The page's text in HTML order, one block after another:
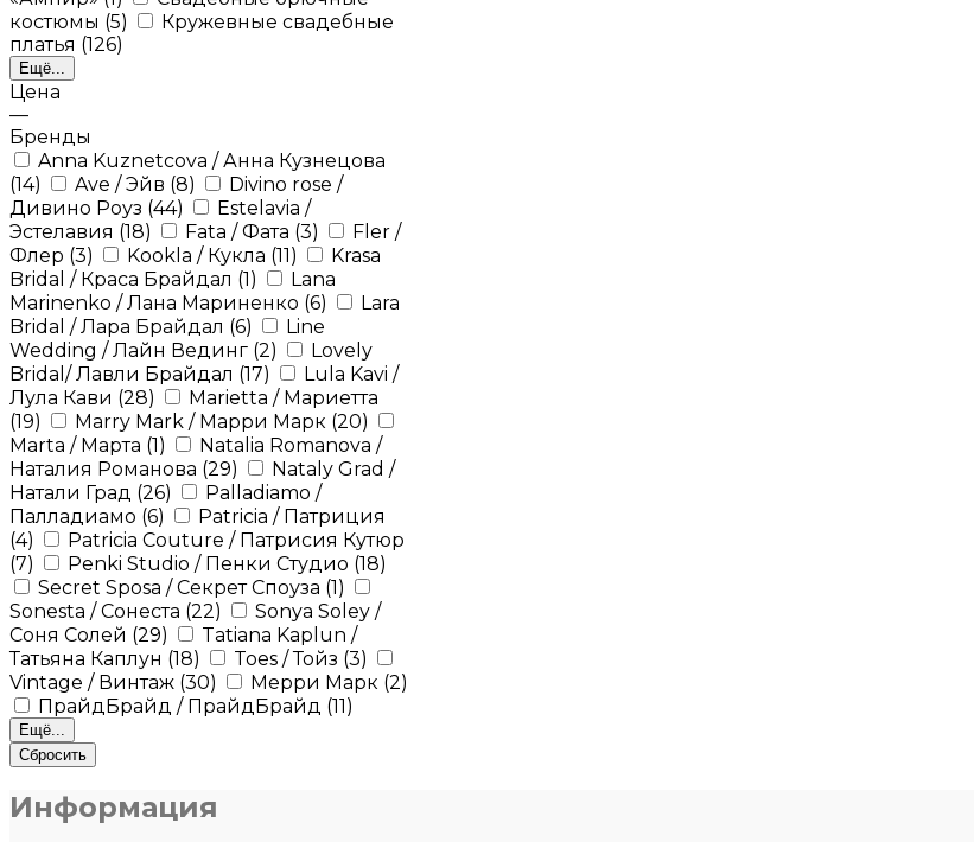
костюмы (5)
Кружевные свадебные
платья (126)
Ещё...
Цена
—
Бренды
Anna Kuznetcova / Анна Кузнецова
(14)
Ave / Эйв (8)
Divino rose /
Дивино Роуз (44)
Estelavia /
Эстелавия (18) Fata / Фата (3)
Fler /
Флер (3) Kookla / Кукла (11)
Krasa
Bridal / Краса Брайдал (1)
Lana
Marinenko / Лана Мариненко (6)
Lara
Bridal / Лара Брайдал (6)
Line
Wedding / Лайн Вединг (2)
Lovely
Bridal/ Лавли Брайдал (17)
Lula Kavi /
Лула Кави (28)
Marietta / Мариетта
(19)
Marry Mark / Марри Марк (20)
Marta / Марта (1)
Natalia Romanova /
Наталия Романова (29)
Nataly Grad /
Натали Град (26)
Palladiamo /
Палладиамо (6)
Patricia / Патриция
(4)
Patricia Couture / Патрисия Кутюр
(7)
Penki Studio / Пенки Студио (18)
Secret Sposa / Секрет Споуза (1)
Sonesta / Сонеста (22)
Sonya Soley /
Соня Солей (29)
Tatiana Kaplun /
Татьяна Каплун (18) Toes / Тойз (3)
Vintage / Винтаж (30) Мерри Марк (2)
ПрайдБрайд / ПрайдБрайд (11)
Ещё...
Сбросить
Информация